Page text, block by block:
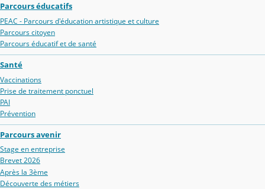
Parcours éducatifs
PEAC - Parcours d'éducation artistique et culture
Parcours citoyen
Parcours éducatif et de santé
Santé
Vaccinations
Prise de traitement ponctuel
PAI
Prévention
Parcours avenir
Stage en entreprise
Brevet 2026
Après la 3ème
Découverte des métiers